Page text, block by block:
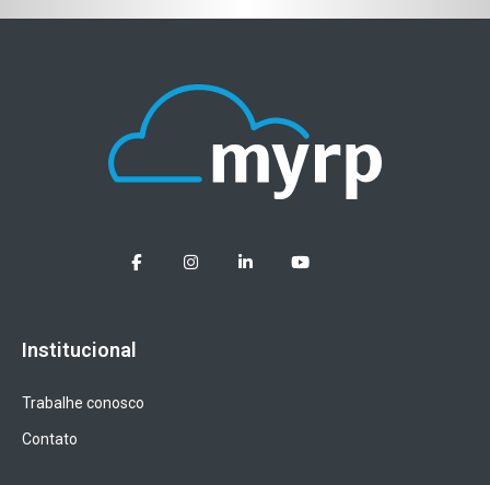
Institucional
Trabalhe conosco
Contato